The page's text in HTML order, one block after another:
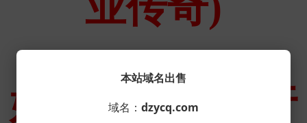
本站域名出售
域名： dzycq.com